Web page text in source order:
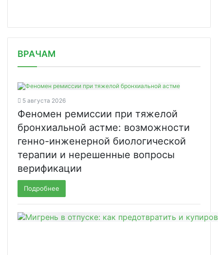
ВРАЧАМ
5 августа 2026
Феномен ремиссии при тяжелой
бронхиальной астме: возможности
генно-инженерной биологической
терапии и нерешенные вопросы
верификации
Подробнее